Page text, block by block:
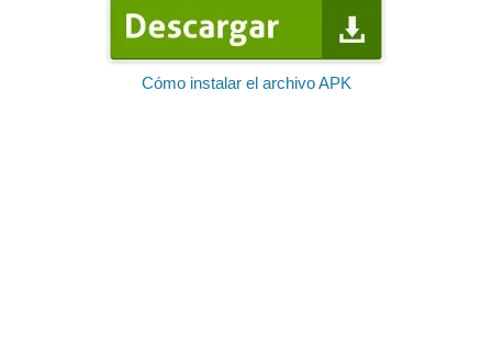
Cómo instalar el archivo APK